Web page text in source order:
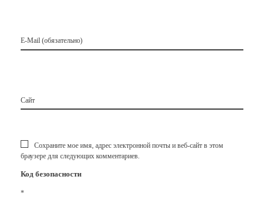
E-Mail (обязательно)
Сайт
Сохраните мое имя, адрес электронной почты и веб-сайт в этом
браузере для следующих комментариев.
Код безопасности
*